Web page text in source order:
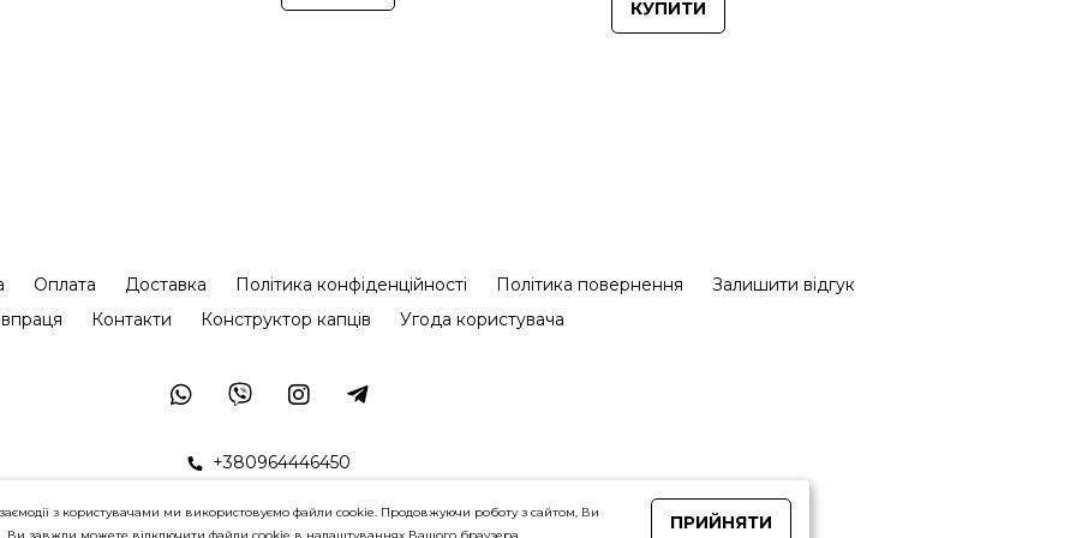
КУПИТИ
Оплата Доставка Політика конфіденційності Політика повернення
Залишити відгук
Контакти Конструктор капців Угода користувача
+380964446450
з користувачами ми використовуємо файли cookie. Продовжуючи роботу з сайтом, Ви
Ви завжди можете відключити файли cookie в налаштуваннях Вашого браузера.
ПРИЙНЯТИ